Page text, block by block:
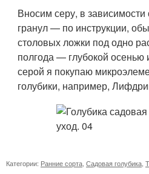
Вносим серу, в
гранул — по инструкции,
столовых ложки под одно
полгода — глубокой осенью
серой я покупаю
голубики, например,
Категории: Ранние сорта Садовая голубика